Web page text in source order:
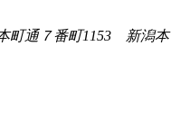
町通７番町1153 新潟本